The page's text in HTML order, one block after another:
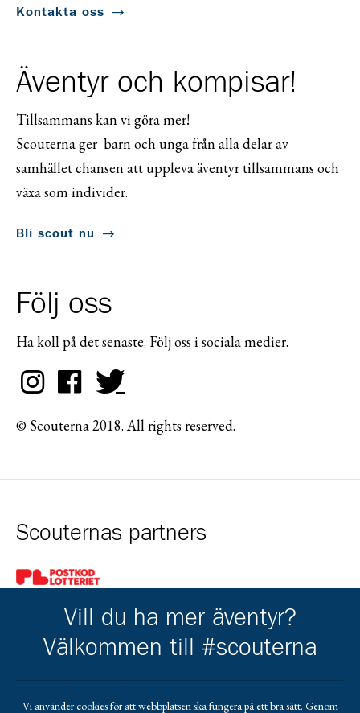
Kontakta oss
Äventyr och kompisar!
Tillsammans kan vi göra mer!
Scouterna ger barn och unga från alla delar av
samhället chansen att uppleva äventyr tillsammans och
växa som individer.
Bli scout nu
Följ oss
Ha koll på det senaste. Följ oss i sociala medier.
© Scouterna 2018. All rights reserved.
Scouternas partners
Gå till pl_50
Kårens partners
Vill du ha mer äventyr?
Välkommen till #scouterna
Vi använder cookies för att webbplatsen ska fungera på ett bra sätt. Genom